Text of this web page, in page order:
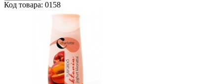
Код товара: 0158